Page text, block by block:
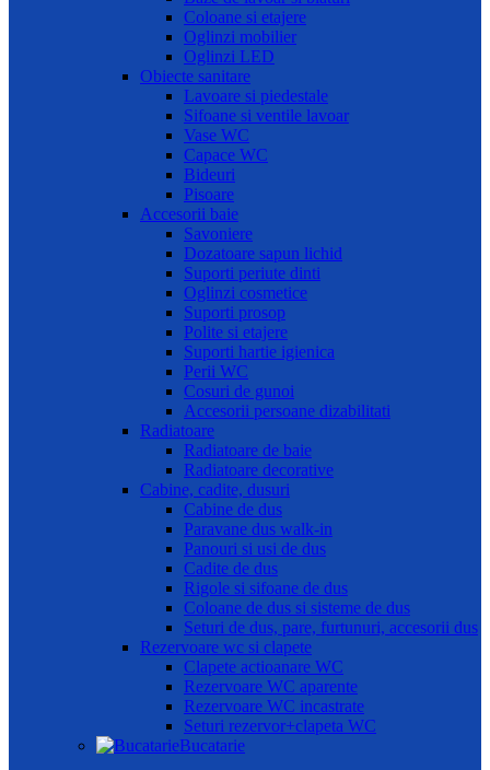
Coloane si etajere
Oglinzi mobilier
Oglinzi LED
Obiecte sanitare
Lavoare si piedestale
Sifoane si ventile lavoar
Vase WC
Capace WC
Bideuri
Pisoare
Accesorii baie
Savoniere
Dozatoare sapun lichid
Suporti periute dinti
Oglinzi cosmetice
Suporti prosop
Polite si etajere
Suporti hartie igienica
Perii WC
Cosuri de gunoi
Accesorii persoane dizabilitati
Radiatoare
Radiatoare de baie
Radiatoare decorative
Cabine, cadite, dusuri
Cabine de dus
Paravane dus walk-in
Panouri si usi de dus
Cadite de dus
Rigole si sifoane de dus
Coloane de dus si sisteme de dus
Seturi de dus, pare, furtunuri, accesorii dus
Rezervoare wc si clapete
Clapete actioanare WC
Rezervoare WC aparente
Rezervoare WC incastrate
Seturi rezervor+clapeta WC
Bucatarie